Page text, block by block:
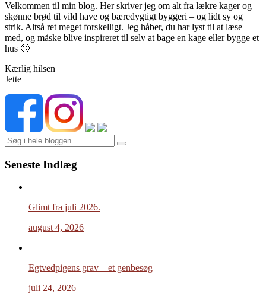
Velkommen til min blog. Her skriver jeg om alt fra lækre kager og
skønne brød til vild have og bæredygtigt byggeri – og lidt sy og
strik. Altså ret meget forskelligt. Jeg håber, du har lyst til at læse
med, og måske blive inspireret til selv at bage en kage eller bygge et
hus 🙂
Kærlig hilsen
Jette
Search
Seneste Indlæg
Glimt fra juli 2026.
august 4, 2026
Egtvedpigens grav – et genbesøg
juli 24, 2026